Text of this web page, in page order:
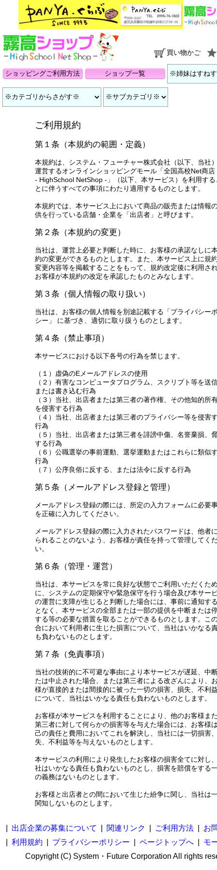
買い物かご
ショッピングご利用方法 ショップ一覧
ご利用規約
第１条（本規約の範囲・定義）
本規約は、システム・フューチャー株式会社（以下、当社
運営するオンラインショッピングモール「全国高校Net商店
- HighSchool NetShop - 」（以下、本サービス）を利用する
とに伴うすべての事項にわたり適用するものとします。
本規約では、本サービス上において商品の販売または情報
供を行っている店舗・企業を「出店者」と呼びます。
第２条（本規約の変更）
当社は、運営上必要と判断した時に、お客様の承諾なしに
約の変更ができるものとします。また、本サービス上に規
変更内容等を掲載することをもって、規約改定後に利用さ
お客様が本規約の改定を承認したものとみなします。
第３条（個人情報の取り扱い）
当社は、お客様の個人情報を別途記載する「プライバシー
シー」 に基づき、適切に取り扱うものとします。
第４条（禁止事項）
本サービスにおける以下各号の行為を禁じます。
（１）虚偽のEメールアドレスの使用
（２）有害なコンピュータプログラム、スクリプト等を送
または書き込む行為
（３）当社、出店者または第三者の著作権、その他知的所
を侵害する行為
（４）当社、出店者または第三者のプライバシー等を侵害
行為
（５）当社、出店者または第三者を誹謗中傷、名誉棄損、
する行為
（６）公職選挙の事前運動、選挙運動またはこれらに類似
行為
（７）公序良俗に反する、または法令に反する行為
第５条（メールアドレス登録と管理）
メールアドレス登録の際には、所定の入力フォームに必要
を正確に入力してください。
メールアドレス登録の際に入力されたパスワードは、他者
られることのないよう、お客様が責任を持って管理してく
い。
第６条（管理・運営）
当社は、本サービスを常に良好な状態でご利用いただくた
に、システムの定期保守や緊急保守を行う場合及び本サー
の運営に支障が生じると判断した場合には、事前に通知す
となく、本サービスの全部または一部の提供を中断または
する等の必要な措置を取ることができるものとします。こ
合において利用者に生じた損害について、当社はいかなる
も負わないものとします。
第７条（免責事項）
当社の技術的に不可避な事由により本サービスが遅延、中
たは中止された場合、または第三者による改ざんにより、
様が直接的または間接的に被った一切の損害、損失、不利
について、当社はいかなる責任も負わないものとします。
お客様が本サービスを利用することにより、他のお客様ま
第三者に対して何らかの損害等を与えた場合には、お客様
己の責任と費用においてこれを解決し、当社には一切損害
失、不利益等を与えないものとします。
本サービスの利用により発生したお客様の損害全てに対し
社はいかなる責任も負わないものとし、損害を賠償をする
の義務はないものとします。
お客様と出店者との間において生じた紛争に関し、当社は
関知しないものとします。
出店企業の募集について 関連リンク ご利用方法
お
利用規約 プライバシーポリシー ページトップへ
モ
Copyright (C) System・Future Corporation All rights